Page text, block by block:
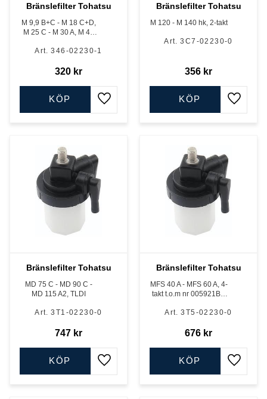
Bränslefilter Tohatsu
M 9,9 B+C - M 18 C+D,
M 25 C - M 30 A, M 40
346-02230-1
320 kr
Lägg till i favoriter
KÖP
Bränslefilter Tohatsu
M 120 - M 140 hk, 2-takt
3C7-02230-0
356 kr
Lägg
KÖP
Bränslefilter Tohatsu
MD 75 C - MD 90 C -
MD 115 A2, TLDI
3T1-02230-0
747 kr
Lägg till i favoriter
KÖP
Bränslefilter Tohatsu
MFS 40 A - MFS 60 A, 4-
takt t.o.m nr 005921BC
A+B - MD 70 B - MD 90
MD 115 A2, TLDI
3T5-02230-0
676 kr
Lägg
KÖP